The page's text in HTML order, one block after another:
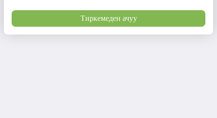
Тиркемеден ачуу